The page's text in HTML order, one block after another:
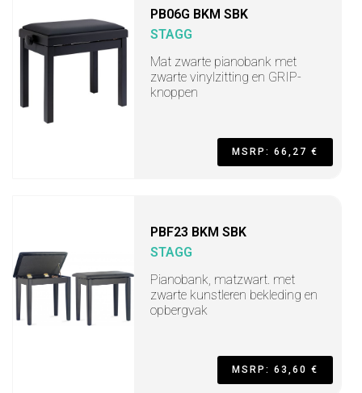
PB06G BKM SBK
STAGG
Mat zwarte pianobank met
zwarte vinylzitting en GRIP-
knoppen
MSRP: 66,27 €
PBF23 BKM SBK
STAGG
Pianobank, matzwart. met
zwarte kunstleren bekleding en
opbergvak
MSRP: 63,60 €